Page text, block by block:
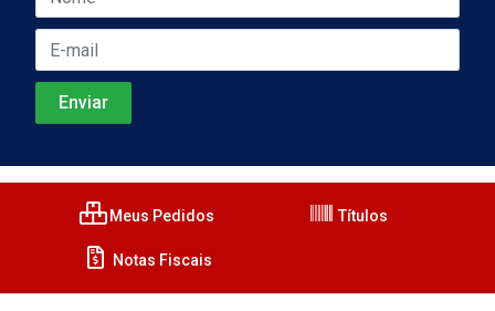
Meus Pedidos Títulos
Notas Fiscais